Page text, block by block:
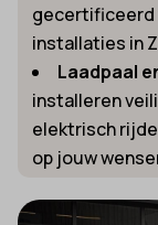
gecertificeerd
installaties in
Laadpaal
installeren
elektrisch
op jouw